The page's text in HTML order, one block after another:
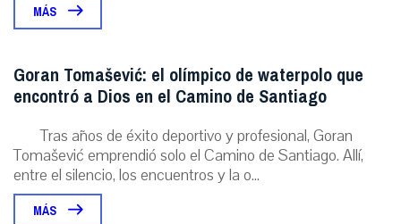
MÁS
Goran Tomašević: el olímpico de waterpolo que
encontró a Dios en el Camino de Santiago
Tras años de éxito deportivo y profesional, Goran
Tomašević emprendió solo el Camino de Santiago. Allí,
entre el silencio, los encuentros y la o...
MÁS